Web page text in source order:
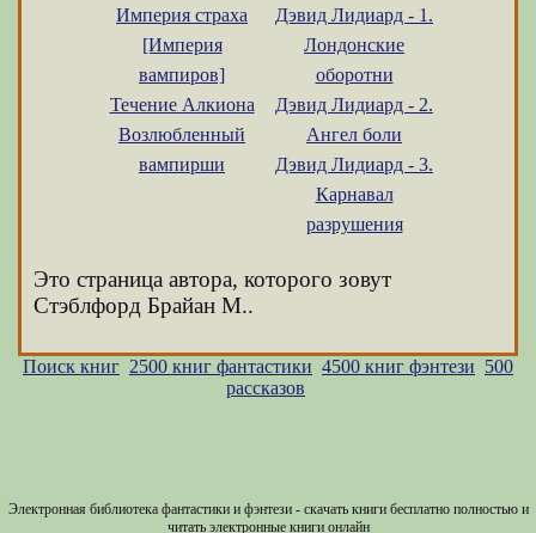
Империя страха
[Империя
вампиров]
Течение Алкиона
Возлюбленный
вампирши
Дэвид Лидиард - 1.
Лондонские
оборотни
Дэвид Лидиард - 2.
Ангел боли
Дэвид Лидиард - 3.
Карнавал
разрушения
Это страница автора, которого зовут
Стэблфорд Брайан М..
Поиск книг 2500 книг фантастики 4500 книг фэнтези 500
рассказов
Электронная библиотека фантастики и фэнтези - скачать книги бесплатно полностью и
читать электронные книги онлайн